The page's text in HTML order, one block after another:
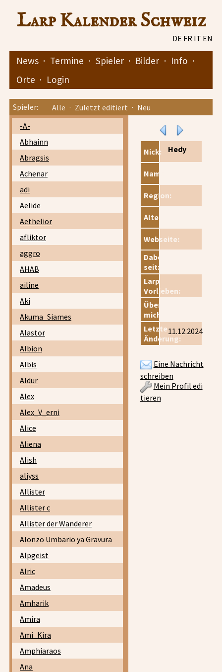
Larp Kalender Schweiz
DE FR IT EN
News · Termine · Spieler · Bilder · Info ·
Orte · Login
Spieler: Alle · Zuletzt editiert · Neu
-A-
Abhainn
Abragsis
Achenar
adi
Aelide
Aethelior
afliktor
aggro
AHAB
ailine
Aki
Akuma_Siames
Alastor
Albion
Albis
Aldur
Alex
Alex_V_erni
Alice
Aliena
Alish
aliyss
Allister
Allister c
Allister der Wanderer
Alonzo Umbario ya Gravura
Alpgeist
Alric
Amadeus
Amharik
Amira
Ami_Kira
Amphiaraos
Ana
Nick: Hedy
Name:
Region:
Alter:
Webseite:
Dabei
seit:
Larp
Vorlieben:
Über
mich:
Letzte
Änderung:
11.12.2024
Eine Nachricht
schreiben
Mein Profil edi
tieren